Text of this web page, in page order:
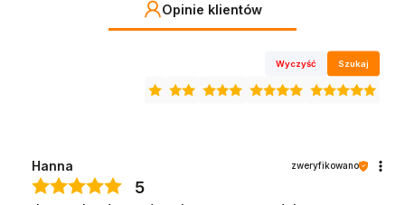
Opinie klientów
Wyczyść Szukaj
Hanna zweryfikowano
5